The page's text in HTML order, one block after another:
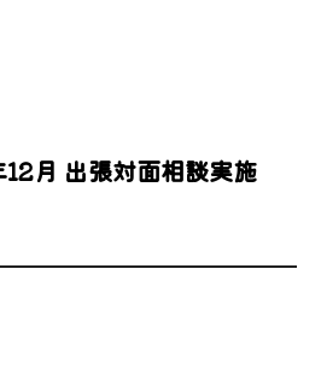
12月 出張対面相談実施